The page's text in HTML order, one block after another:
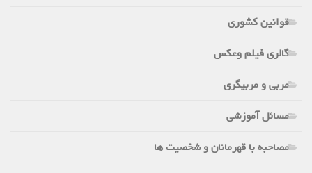
قوانین کشوری
گالری فیلم وعکس
مربی و مربیگری
مسائل آموزشی
مصاحبه با قهرمانان و شخصیت ها